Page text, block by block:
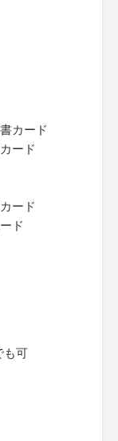
カード
ード
ード
ド
も可